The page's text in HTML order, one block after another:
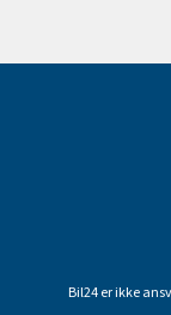
Bil24 er ikke